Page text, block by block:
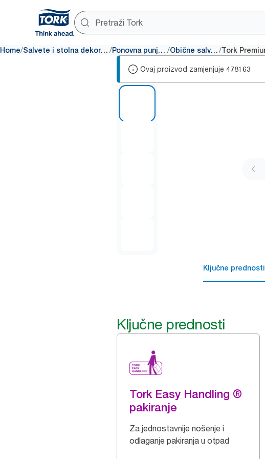
Home/ Salvete i stolna dekoracija / Ponovna punjenja / Obične salvete/
Ovaj proizvod zamjenjuje 478163
Ključne prednosti
Ključne prednosti
Tork Easy Handling ®
pakiranje
Za jednostavnije nošenje i
odlaganje pakiranja u otpad